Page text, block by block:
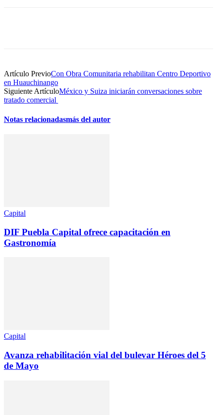
Artículo PrevioCon Obra Comunitaria rehabilitan Centro Deportivo
en Huauchinango
Siguiente ArtículoMéxico y Suiza iniciarán conversaciones sobre
tratado comercial
Notas relacionadasmás del autor
Capital
DIF Puebla Capital ofrece capacitación en
Gastronomía
Capital
Avanza rehabilitación vial del bulevar Héroes del 5
de Mayo